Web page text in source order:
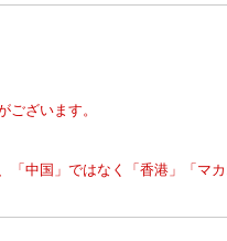
ざいます。
中国」ではなく「香港」「マカ